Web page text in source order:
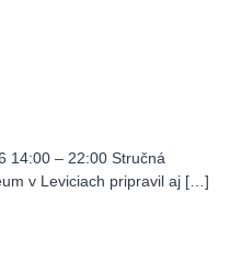
14:00 – 22:00 Stručná
v Leviciach pripravil aj […]